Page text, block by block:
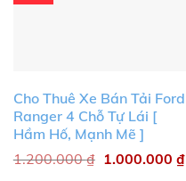
Cho Thuê Xe Bán Tải Ford
Ranger 4 Chỗ Tự Lái [
Hầm Hố, Mạnh Mẽ ]
1.200.000₫ 1.000.000 ₫